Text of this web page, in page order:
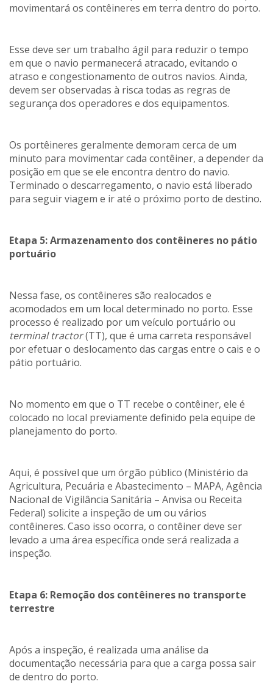
movimentará os contêineres em terra dentro do porto.
Esse deve ser um trabalho ágil para reduzir o tempo
em que o navio permanecerá atracado, evitando o
atraso e congestionamento de outros navios. Ainda,
devem ser observadas à risca todas as regras de
segurança dos operadores e dos equipamentos.
Os portêineres geralmente demoram cerca de um
minuto para movimentar cada contêiner, a depender da
posição em que se ele encontra dentro do navio.
Terminado o descarregamento, o navio está liberado
para seguir viagem e ir até o próximo porto de destino.
Etapa 5: Armazenamento dos contêineres no pátio
portuário
Nessa fase, os contêineres são realocados e
acomodados em um local determinado no porto. Esse
processo é realizado por um veículo portuário ou
terminal tractor(TT), que é uma carreta responsável
por efetuar o deslocamento das cargas entre o cais e o
pátio portuário.
No momento em que o TT recebe o contêiner, ele é
colocado no local previamente definido pela equipe de
planejamento do porto.
Aqui, é possível que um órgão público (Ministério da
Agricultura, Pecuária e Abastecimento – MAPA, Agência
Nacional de Vigilância Sanitária – Anvisa ou Receita
Federal) solicite a inspeção de um ou vários
contêineres. Caso isso ocorra, o contêiner deve ser
levado a uma área específica onde será realizada a
inspeção.
Etapa 6: Remoção dos contêineres no transporte
terrestre
Após a inspeção, é realizada uma análise da
documentação necessária para que a carga possa sair
de dentro do porto.